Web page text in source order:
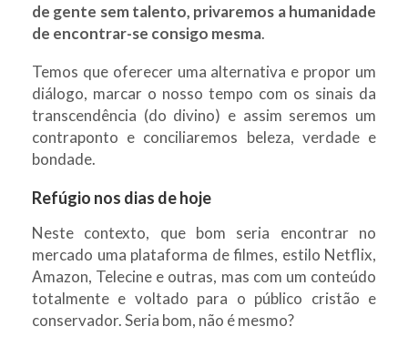
de gente sem talento, privaremos a humanidade
de encontrar-se consigo mesma.
Temos que oferecer uma alternativa e propor um
diálogo, marcar o nosso tempo com os sinais da
transcendência (do divino) e assim seremos um
contraponto e conciliaremos beleza, verdade e
bondade.
Refúgio nos dias de hoje
Neste contexto, que bom seria encontrar no
mercado uma plataforma de filmes, estilo Netflix,
Amazon, Telecine e outras, mas com um conteúdo
totalmente e voltado para o público cristão e
conservador. Seria bom, não é mesmo?